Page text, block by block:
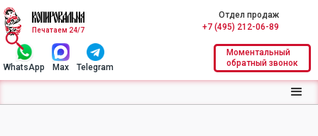
Печатаем 24/7
Отдел продаж
+7 (495) 212-06-89
WhatsApp Max Telegram
Моментальный
обратный звонок